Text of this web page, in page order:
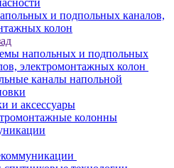
и подпольных каналов,
колон
напольных и подпольных
электромонтажных колон
каналы напольной
и аксессуары
колонны